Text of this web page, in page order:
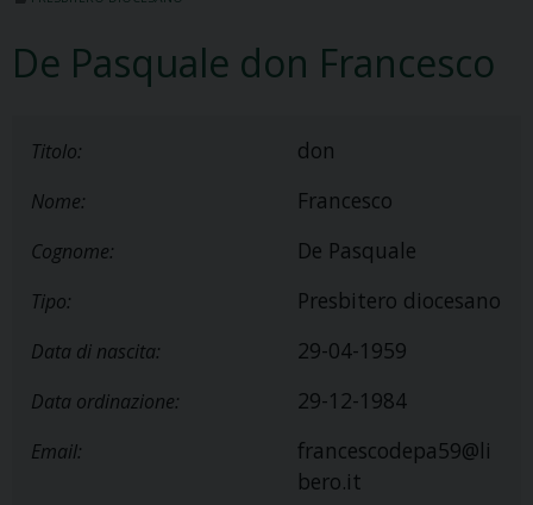
De Pasquale don Francesco
Titolo: don
Nome: Francesco
Cognome: De Pasquale
Tipo: Presbitero diocesano
Data di nascita: 29-04-1959
Data ordinazione: 29-12-1984
Email:
francescodepa59@li
bero.it